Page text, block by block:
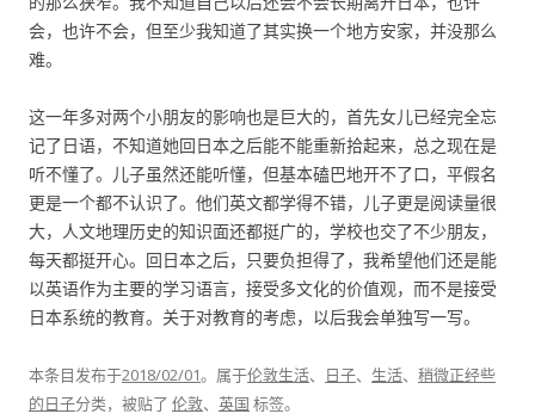
会，也许不会，但至少我知道了其实换一个地方安家，并没那么
难。
这一年多对两个小朋友的影响也是巨大的，首先女儿已经完全忘
记了日语，不知道她回日本之后能不能重新拾起来，总之现在是
听不懂了。儿子虽然还能听懂，但基本磕巴地开不了口，平假名
更是一个都不认识了。他们英文都学得不错，儿子更是阅读量很
大，人文地理历史的知识面还都挺广的，学校也交了不少朋友，
每天都挺开心。回日本之后，只要负担得了，我希望他们还是能
以英语作为主要的学习语言，接受多文化的价值观，而不是接受
日本系统的教育。关于对教育的考虑，以后我会单独写一写。
本条目发布于2018/02/01。属于伦敦生活、 日子、 生活、 稍微正经些
的日子分类，被贴了 伦敦、 英国 标签。